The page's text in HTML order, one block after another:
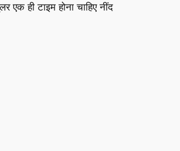
ही टाइम होना चाहिए नींद